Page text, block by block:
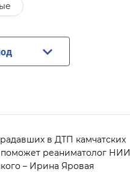
в ДТП камчатских
поможет реаниматолог НИИ
– Ирина Яровая